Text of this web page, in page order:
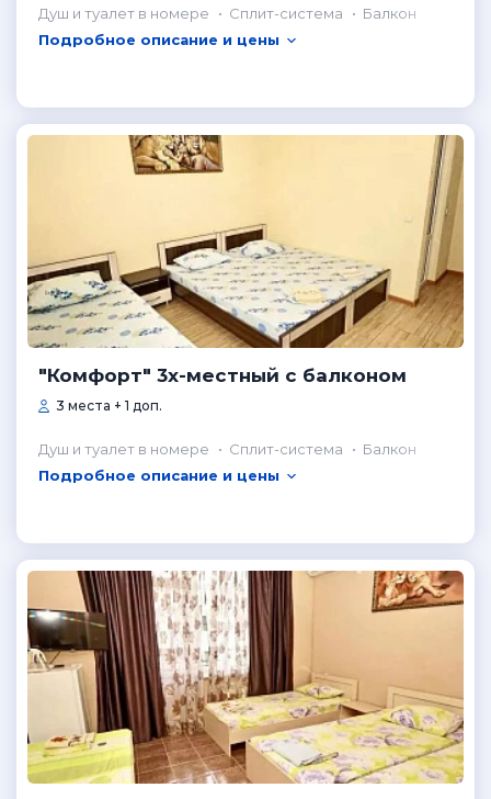
Душ и туалет в номере Сплит-система
Балкон
Подробное описание и цены
"Комфорт" 3х-местный с балконом
3 места + 1 доп.
Душ и туалет в номере Сплит-система
Балкон
Подробное описание и цены